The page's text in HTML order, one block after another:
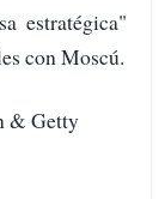
estratégica"
con Moscú.
& Getty